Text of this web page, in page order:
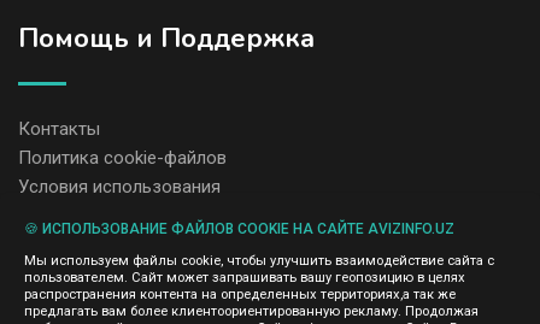
Помощь и Поддержка
Контакты
Политика cookie-файлов
Условия использования
содержание размещенных объявлений.
Мы ценим конфиденциальность наших пользователей. Мы не
передаем и не продаем личную информацию зарегистрированных
🍪 ИСПОЛЬЗОВАНИЕ ФАЙЛОВ COOKIE НА САЙТЕ AVIZINFO.UZ
Мы используем файлы cookie, чтобы улучшить взаимодействие сайта с
пользователем. Сайт может запрашивать вашу геопозицию в целях
распространения контента на определенных территориях,а так же
предлагать вам более клиентоориентированную рекламу. Продолжая